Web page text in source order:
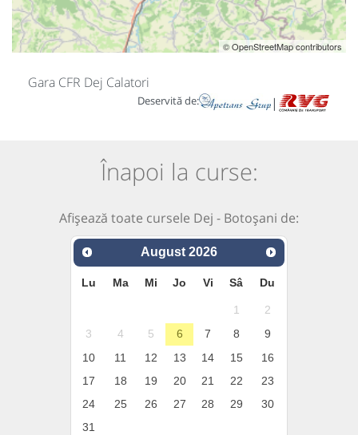
© OpenStreetMap contributors
Gara CFR Dej Calatori
Deservită de: |
Înapoi la curse:
Afișează toate cursele Dej - Botoșani de:
August 2026
Lu Ma Mi Jo Vi Sâ Du
1
2
3
4 5 6 7 8
9
10
11 12 13 14 15
16
17
18 19 20 21 22
23
24
25 26 27 28 29
30
31